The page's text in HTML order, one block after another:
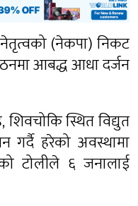
नेतृत्वको (नेकपा) निकट
आबद्ध आधा दर्जन
स्थित विद्युत
गर्दै हरेको अवस्थामा
टोलीले ६ जनालाई